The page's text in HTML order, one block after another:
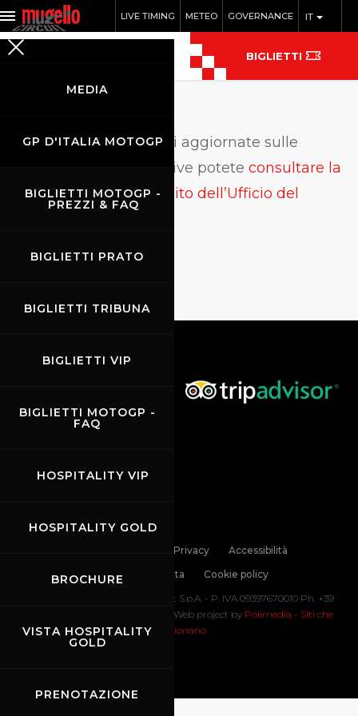
IT
LIVE TIMING METEO GOVERNANCE
MEDIA
GP D'ITALIA MOTOGP
BIGLIETTI MOTOGP -
PREZZI & FAQ
BIGLIETTI PRATO
BIGLIETTI TRIBUNA
BIGLIETTI VIP
BIGLIETTI MOTOGP -
FAQ
HOSPITALITY VIP
HOSPITALITY GOLD
BROCHURE
VISTA HOSPITALITY
GOLD
PRENOTAZIONE
BIGLIETTI
P
er informazioni aggiornate sulle
strutture ricettive potete consultare la
sezione ospitalità del sito dell’Ufficio del
Privacy
Accessibilità
Codice di Condotta
Cookie policy
2026 Mugello Circuit S.p.A. - P. IVA 09397670010 Ph. +39
0558499111- All Rights Reserved | Web project by Polimedia - Siti che
funzionano